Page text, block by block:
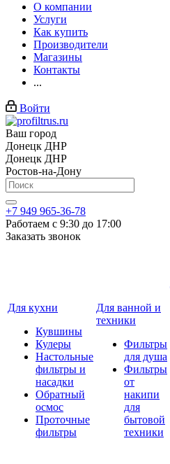
О компании
Услуги
Как купить
Производители
Магазины
Контакты
...
Войти
Ваш город
Донецк ДНР
Донецк ДНР
Ростов-на-Дону
+7 949 965-36-78
Работаем с 9:30 до 17:00
Заказать звонок
Для кухни
Кувшины
Кулеры
Настольные
фильтры и
насадки
Обратный
осмос
Проточные
фильтры
Для ванной и
техники
Фильтры
для душа
Фильтры
от
накипи
для
бытовой
техники